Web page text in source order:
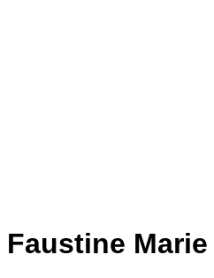
Faustine